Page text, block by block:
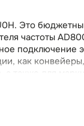
Это
частоты
подключение
как
также для
2
в различных